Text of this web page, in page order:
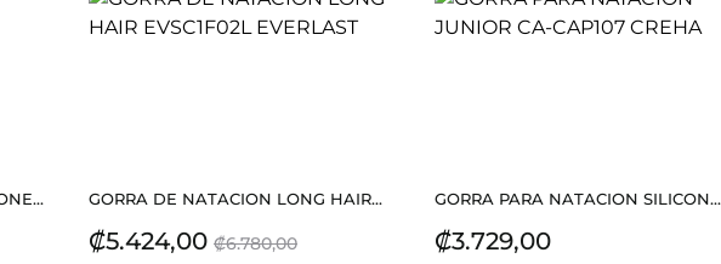
GORRA DE NATACION LONG HAIR...
Precio
₡5.424,00 Precio
₡6.780,00
GORRA PARA NATACION SILICON...
Precio
₡3.729,00